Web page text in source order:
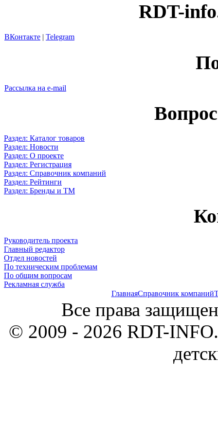
RDT-
ВКонтакте | Telegram
Рассылка на e-mail
Раздел: Каталог товаров
Раздел: Новости
Раздел: О проекте
Раздел: Регистрация
Раздел: Справочник компаний
Раздел: Рейтинги
Раздел: Бренды и ТМ
Руководитель проекта
Главный редактор
Отдел новостей
По техническим проблемам
По общим вопросам
Рекламная служба
ГлавнаяСправочник компаний
Все права
© 2009 - 2026 RDT-